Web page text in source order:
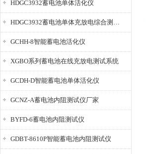
HDGC3932蓄电池单体活化仪
HDGC3932蓄电池单体充放电综合测试仪
GCHH-8智能蓄电池活化仪
XGBO系列蓄电池在线充放电测试系统
GCDH-D智能蓄电池单体活化仪
GCNZ-A蓄电池内阻测试仪厂家
BYFD-6蓄电池内阻测试仪
GDBT-8610P智能蓄电池内阻测试仪